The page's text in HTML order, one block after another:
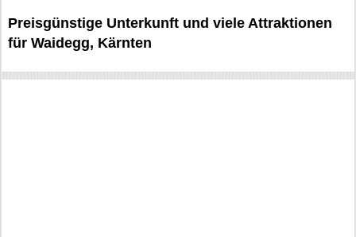
Preisgünstige Unterkunft und viele Attraktionen
für Waidegg, Kärnten